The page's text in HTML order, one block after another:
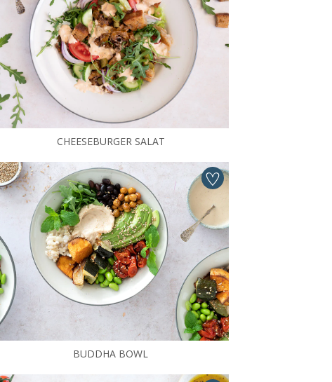
CHEESEBURGER SALAT
BUDDHA BOWL